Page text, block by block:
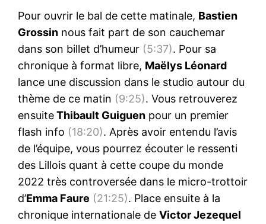
Pour ouvrir le bal de cette matinale, Bastien
Grossin nous fait part de son cauchemar
dans son billet d’humeur (5:37). Pour sa
chronique à format libre, Maëlys Léonard
lance une discussion dans le studio autour du
thème de ce matin (9:25). Vous retrouverez
ensuiteThibault Guiguen pour un premier
flash info (18:20). Après avoir entendu l’avis
de l’équipe, vous pourrez écouter le ressenti
des Lillois quant à cette coupe du monde
2022 très controversée dans le micro-trottoir
d’Emma Faure (21:25). Place ensuite à la
chronique internationale deVictor Jezequel